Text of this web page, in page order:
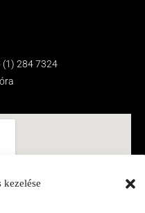
(1) 284 7324